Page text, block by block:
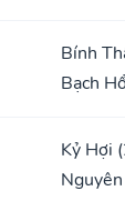
Bính
Bạch
Kỷ Hợi